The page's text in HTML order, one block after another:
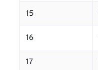
15
16
17